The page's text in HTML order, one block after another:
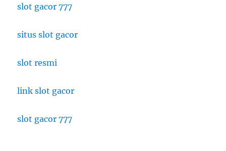
slot gacor 777
situs slot gacor
slot resmi
link slot gacor
slot gacor 777